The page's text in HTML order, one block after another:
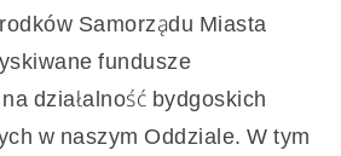
Samorządu Miasta
fundusze
działalność bydgoskich
w naszym Oddziale. W tym